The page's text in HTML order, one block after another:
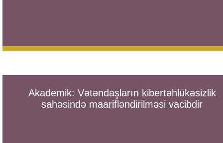
Akademik: Vətəndaşların kibertəhlükəsizlik
sahəsində maarifləndirilməsi vacibdir